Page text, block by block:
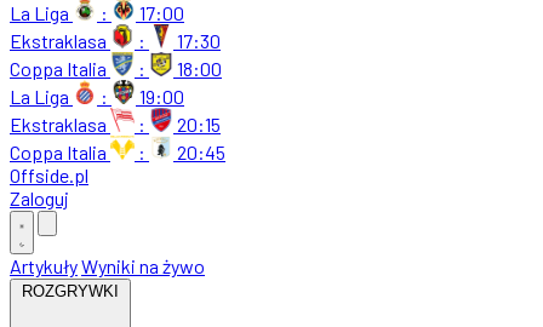
La Liga
:
17:00
Ekstraklasa
:
17:30
Coppa Italia
:
18:00
La Liga
:
19:00
Ekstraklasa
:
20:15
Coppa Italia
:
20:45
Offside.pl
Zaloguj
ArtykułyWyniki na żywo
ROZGRYWKI